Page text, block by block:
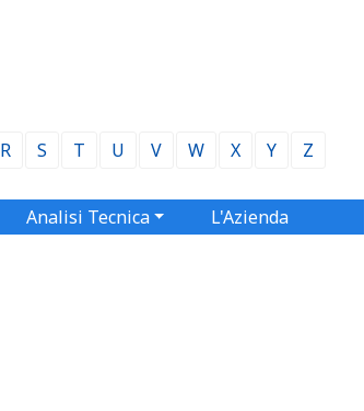
R S T U V W X Y Z
Analisi Tecnica L'Azienda